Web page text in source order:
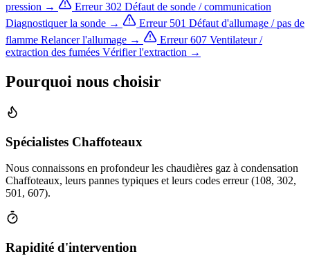
pression →
Erreur 302 Défaut de sonde / communication
Diagnostiquer la sonde →
Erreur 501 Défaut d'allumage / pas de
flamme Relancer l'allumage → Erreur 607 Ventilateur /
extraction des fumées Vérifier l'extraction →
Pourquoi nous choisir
Spécialistes Chaffoteaux
Nous connaissons en profondeur les chaudières gaz à condensation
Chaffoteaux, leurs pannes typiques et leurs codes erreur (108, 302,
501, 607).
Rapidité d'intervention